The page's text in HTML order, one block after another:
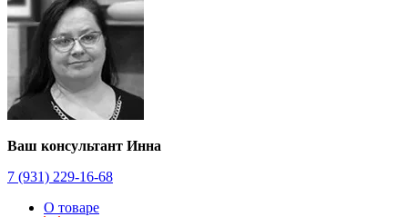
Ваш консультант Инна
7 (931) 229-16-68
О товаре